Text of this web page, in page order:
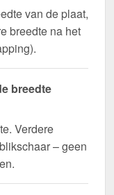
van de plaat,
breedte na het
breedte
Verdere
– geen